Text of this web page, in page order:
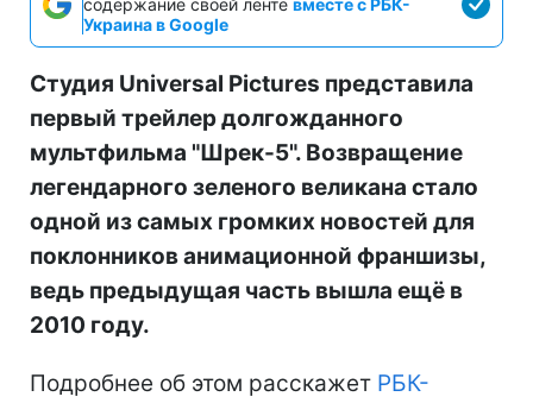
содержание своей ленте вместе с РБК-
Украина в Google
Студия Universal Pictures представила
первый трейлер долгожданного
мультфильма "Шрек-5". Возвращение
легендарного зеленого великана стало
одной из самых громких новостей для
поклонников анимационной франшизы,
ведь предыдущая часть вышла ещё в
2010 году.
Подробнее об этом расскажет РБК-